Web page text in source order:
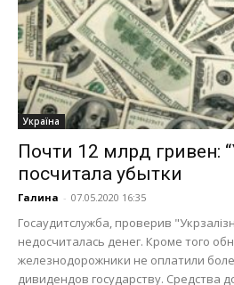
Україна
Почти 12 млрд гривен:
посчитала убытки
Галина - 07.05.2020 16:35
Госаудитслужба, проверив
недосчиталась денег. Кроме того
железнодорожники не оплатили
дивидендов государству. Средства